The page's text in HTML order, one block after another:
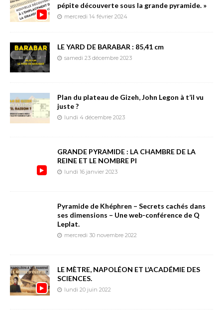
pépite découverte sous la grande pyramide. »
mercredi 14 février 2024
LE YARD DE BARABAR : 85,41 cm
samedi 23 décembre 2023
Plan du plateau de Gizeh, John Legon à t’il vu
juste ?
lundi 4 décembre 2023
GRANDE PYRAMIDE : LA CHAMBRE DE LA
REINE ET LE NOMBRE PI
lundi 16 janvier 2023
Pyramide de Khéphren – Secrets cachés dans
ses dimensions – Une web-conférence de Q
Leplat.
mercredi 30 novembre 2022
LE MÈTRE, NAPOLÉON ET L’ACADÉMIE DES
SCIENCES.
lundi 20 juin 2022